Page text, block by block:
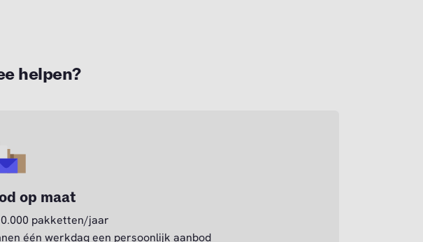
helpen?
op maat
pakketten/jaar
één werkdag een persoonlijk aanbod